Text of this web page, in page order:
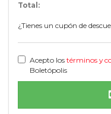
Total:
¿Tienes un cupón de
Acepto los términos y
Boletópolis